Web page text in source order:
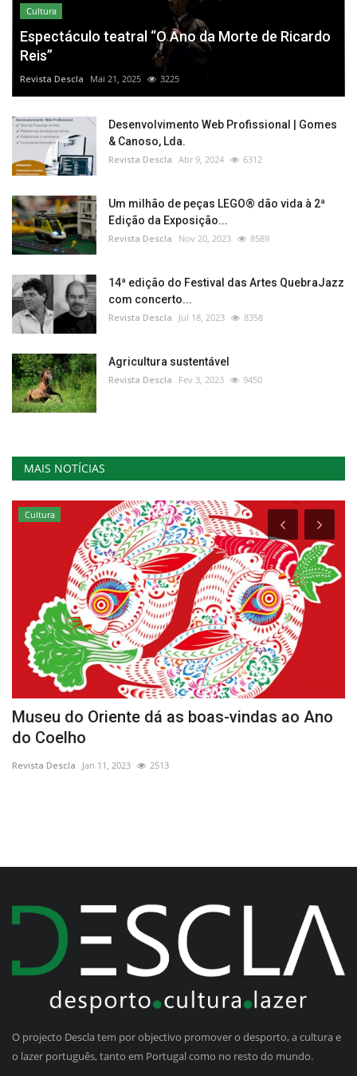
Cultura
Espectáculo teatral “O Ano da Morte de Ricardo
Reis”
Revista Descla Mai 21, 2025 3225
Desenvolvimento Web Profissional | Gomes
& Canoso, Lda.
Revista Descla Abr 9, 2024 6312
Um milhão de peças LEGO® dão vida à 2ª
Edição da Exposição...
Revista Descla Nov 20, 2023 8589
14ª edição do Festival das Artes QuebraJazz
com concerto...
Revista Descla Jul 18, 2023 8358
Agricultura sustentável
Revista Descla Fev 3, 2023 9450
MAIS NOTÍCIAS
Cultura
Museu do Oriente dá as boas-vindas ao Ano
do Coelho
Revista Descla Jan 11, 2023 2513
O projecto Descla tem por objectivo promover o desporto, a cultura e
o lazer português, tanto em Portugal como no resto do mundo.